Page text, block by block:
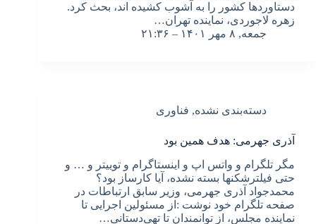
دستاوردها کشور را به آشوب کشیده اند، بحث کرد.
زهره لاجوردی، نماینده تهران…
جمعه, ۸ مهر ۱۴۰۱ – ۲۱:۳۶
دسته‌بندی نشده, فناوری
آذری جهرمی: هدف همین بود
مگر تلگرام و واتس اپ و اینستاگرام و توییتر و … و
حتی فیلترشکنها بسته نشده، آیا کارساز بود؟
محمدجواد آذری جهرمی، وزیر سابق ارتباطات در
صفحه تلگرام خود نوشت :از مسئولین اجرایی تا
نماینده مجلس، از توانمندان تا تهی‌دستانی…